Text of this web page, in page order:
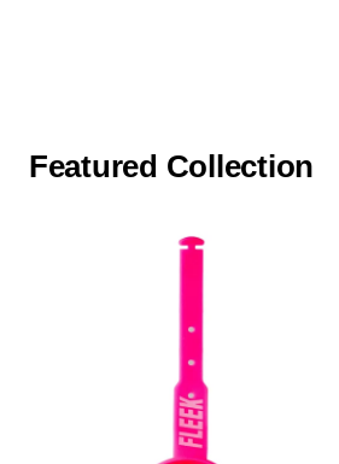
Featured Collection